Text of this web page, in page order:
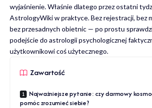
wyjaśnienie. Właśnie dlatego przez ostatni
AstrologyWikiw praktyce. Bez rejestracji, bez
bez przesadnych obietnic — po prostu
podejście do astrologii psychologicznej
użytkownikowi coś użytecznego.
Zawartość
Najważniejsze pytanie: czy darmowy
pomóc zrozumieć siebie?